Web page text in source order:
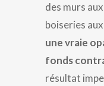
des murs
boiseries
une vraie
fonds
résultat